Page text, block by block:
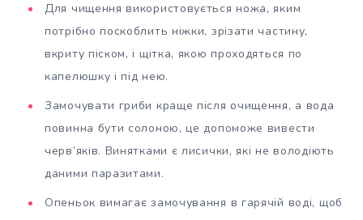
Для чищення використовується ножа, яким
потрібно поскоблить ніжки, зрізати частину,
вкриту піском, і щітка, якою проходяться по
капелюшку і під нею.
Замочувати гриби краще після очищення, а вода
повинна бути солоною, це допоможе вивести
черв’яків. Винятками є лисички, які не володіють
даними паразитами.
Опеньок вимагає замочування в гарячій воді, щоб